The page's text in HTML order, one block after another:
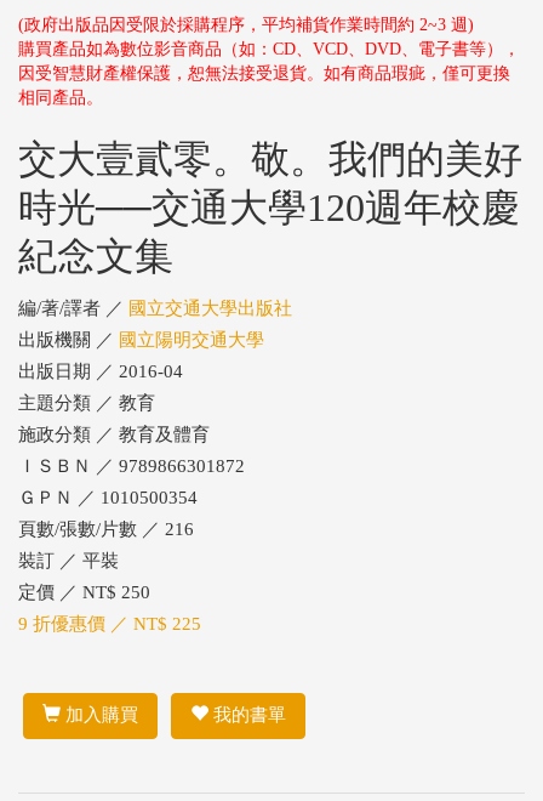
(政府出版品因受限於採購程序，平均補貨作業時間約 2~3 週)
購買產品如為數位影音商品（如：CD、VCD、DVD、電子書等），
因受智慧財產權保護，恕無法接受退貨。如有商品瑕疵，僅可更換
相同產品。
交大壹貳零。敬。我們的美好
時光──交通大學120週年校慶
紀念文集
編/著/譯者 ／ 國立交通大學出版社
出版機關 ／ 國立陽明交通大學
出版日期 ／ 2016-04
主題分類 ／ 教育
施政分類 ／ 教育及體育
ＩＳＢＮ ／ 9789866301872
ＧＰＮ ／ 1010500354
頁數/張數/片數 ／ 216
裝訂 ／ 平裝
定價 ／ NT$ 250
9 折優惠價 ／ NT$ 225
加入購買 我的書單